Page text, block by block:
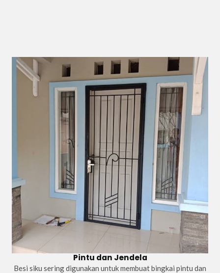
Pintu dan Jendela
Besi siku sering digunakan untuk membuat bingkai pintu dan